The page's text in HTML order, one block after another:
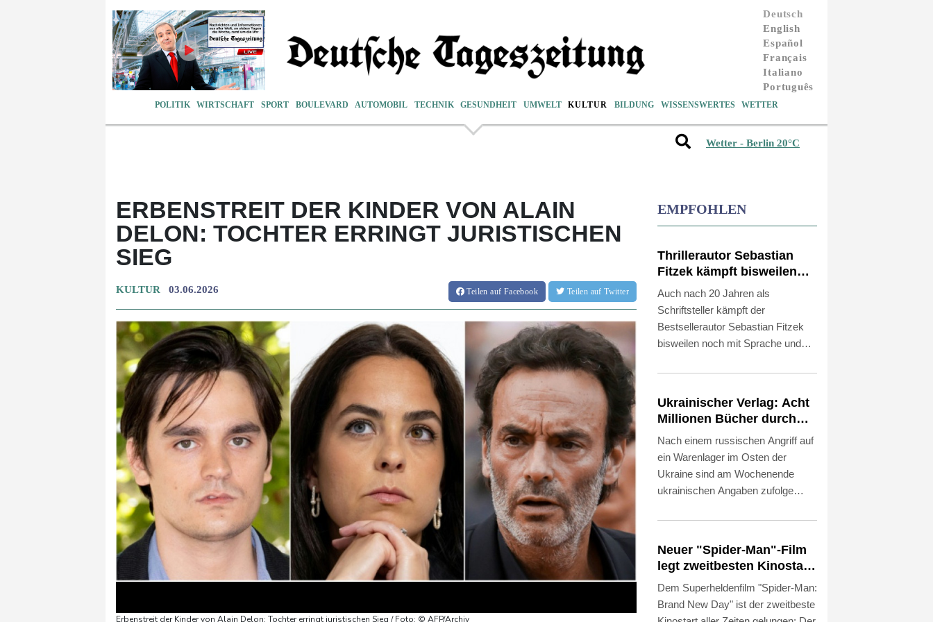
Deutsch
English
Español
Français
Italiano
Português
POLITIK WIRTSCHAFT SPORT BOULEVARD AUTOMOBIL TECHNIK GESUNDHEIT UMWELT KULTUR BILDUNG WISSENSWERTES WETTER
Wetter - Berlin 20°C
ERBENSTREIT DER KINDER VON ALAIN
DELON: TOCHTER ERRINGT JURISTISCHEN
SIEG
KULTUR 03.06.2026 Teilenauf Facebook Teilen auf Twitter
Erbenstreit der Kinder von Alain Delon: Tochter erringt juristischen Sieg / Foto: © AFP/Archiv
EMPFOHLEN
Thrillerautor Sebastian
Fitzek kämpft bisweilen
mit Sprache und
Rechtschreibung
Auch nach 20 Jahren als
Schriftsteller kämpft der
Bestsellerautor Sebastian Fitzek
bisweilen noch mit Sprache und
zu viele Sätze mit einem Komma
der "Neuen Osnabrücker Zeitung"
laut Mitteilung vom Dienstag.
Schon häufiger sei ihm zudem ein
bestimmter Rechtschreibfehler
unterlaufen. "Der ist sogar auch
schon gedruckt worden:
Ukrainischer Verlag: Acht
Millionen Bücher durch
russischen Angriff
verbrannt
Nach einem russischen Angriff auf
ein Warenlager im Osten der
Ukraine sind am Wochenende
ukrainischen Angaben zufolge
als acht Millionen Bücher wurden in
Lehrbücher für Kinder", teilte der
Verlag Ranok am Montag in
Onlinenetzwerken mit. Es handele
sich um "den größten Verlust in der
Neuer "Spider-Man"-Film
legt zweitbesten Kinostart
aller Zeiten hin
Dem Superheldenfilm "Spider-Man:
Brand New Day" ist der zweitbeste